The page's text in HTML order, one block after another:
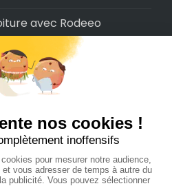
avec Rodeeo
avec Rodeeo
avec Rodeeo
Car avec Rodeeo